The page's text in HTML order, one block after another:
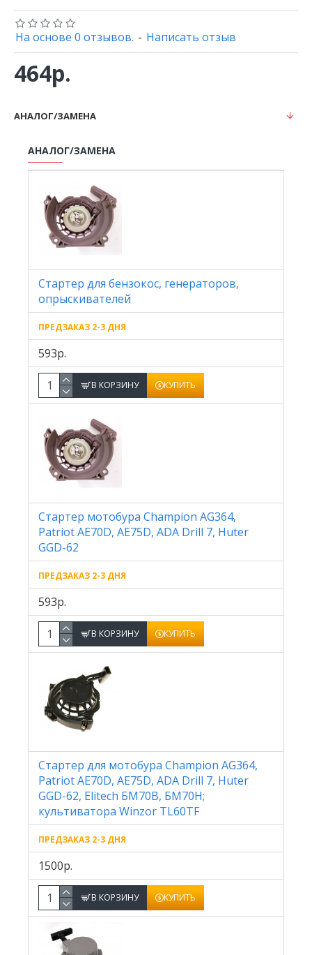
На основе 0 отзывов. - Написать отзыв
464р.
АНАЛОГ/ЗАМЕНА
АНАЛОГ/ЗАМЕНА
Стартер для бензокос, генераторов,
опрыскивателей
ПРЕДЗАКАЗ 2-3 ДНЯ
593р.
В КОРЗИНУ КУПИТЬ
Стартер мотобура Champion AG364,
Patriot AE70D, AE75D, ADA Drill 7, Huter
GGD-62
ПРЕДЗАКАЗ 2-3 ДНЯ
593р.
В КОРЗИНУ КУПИТЬ
Стартер для мотобура Champion AG364,
Patriot AE70D, AE75D, ADA Drill 7, Huter
GGD-62, Elitech БМ70В, БМ70Н;
культиватора Winzor TL60TF
ПРЕДЗАКАЗ 2-3 ДНЯ
1500р.
В КОРЗИНУ КУПИТЬ